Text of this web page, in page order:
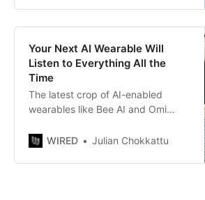
Your Next AI Wearable Will
Listen to Everything All the
Time
The latest crop of AI-enabled
wearables like Bee AI and Omi
organize your life. They are also
microphones that are always on.
WIRED Julian Chokkattu